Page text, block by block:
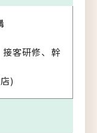
接客研修、幹
)